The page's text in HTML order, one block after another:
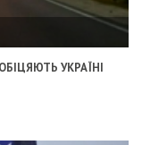
УКРАЇНІ